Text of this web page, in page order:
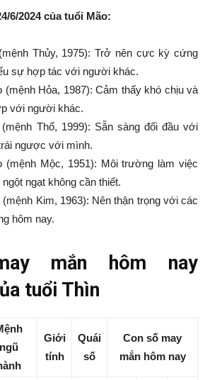
6/2024 của tuổi Mão:
Thủy, 1975): Trở nên cực kỳ cứng
sự hợp tác với người khác.
Hỏa, 1987): Cảm thấy khó chịu và
với người khác.
Thổ, 1999): Sẵn sàng đối đầu với
ngược với mình.
(mệnh Mộc, 1951): Môi trường làm việc
ngạt không cần thiết.
Kim, 1963): Nên thận trọng với các
hôm nay.
mắn hôm nay
tuổi Thìn
ngũ
Giới
tính
Quái
số
Con số may
mắn hôm nay